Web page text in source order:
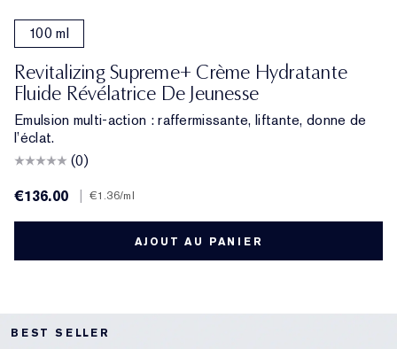
100 ml
Revitalizing Supreme+ Crème Hydratante
Fluide Révélatrice De Jeunesse
Emulsion multi-action : raffermissante, liftante, donne de
l’éclat.
(0)
€136.00
€1.36/ml
AJOUT AU PANIER
BEST SELLER